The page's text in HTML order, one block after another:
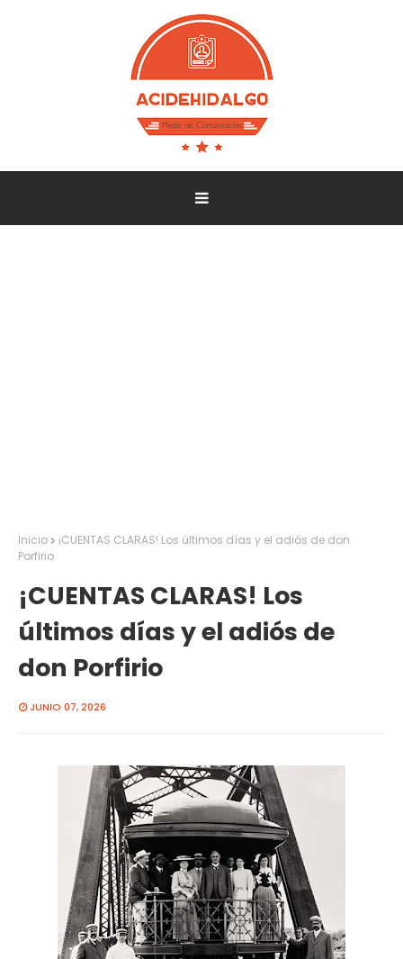
Inicio
¡CUENTAS CLARAS! Los últimos días y el adiós de don
Porfirio
¡CUENTAS CLARAS! Los
últimos días y el adiós de
don Porfirio
JUNIO 07, 2026